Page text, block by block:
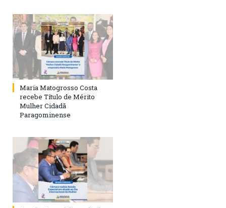
Maria Matogrosso Costa
recebe Título de Mérito
Mulher Cidadã
Paragominense